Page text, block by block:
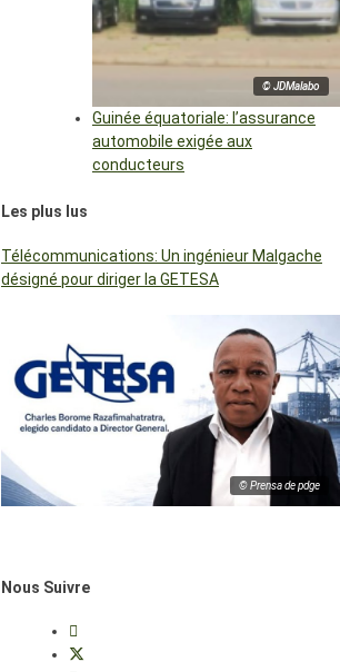
© JDMalabo
Guinée équatoriale: l’assurance
automobile exigée aux
conducteurs
Les plus lus
Télécommunications: Un ingénieur Malgache
désigné pour diriger la GETESA
© Prensa de pdge
Nous Suivre